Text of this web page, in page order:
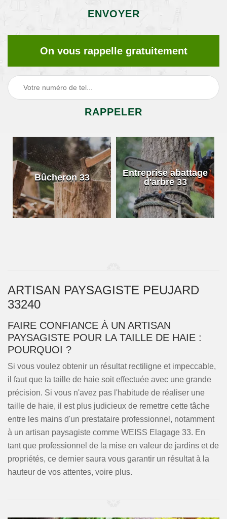
On vous rappelle gratuitement
Bûcheron 33
Entreprise abattage
d'arbre 33
ARTISAN PAYSAGISTE PEUJARD
33240
FAIRE CONFIANCE À UN ARTISAN
PAYSAGISTE POUR LA TAILLE DE HAIE :
POURQUOI ?
Si vous voulez obtenir un résultat rectiligne et impeccable,
il faut que la taille de haie soit effectuée avec une grande
précision. Si vous n'avez pas l'habitude de réaliser une
taille de haie, il est plus judicieux de remettre cette tâche
entre les mains d'un prestataire professionnel, notamment
à un artisan paysagiste comme WEISS Elagage 33. En
tant que professionnel de la mise en valeur de jardins et de
propriétés, ce dernier saura vous garantir un résultat à la
hauteur de vos attentes, voire plus.